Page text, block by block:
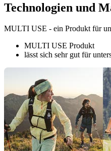
Technologien und
MULTI USE - ein Produkt für
MULTI USE Produkt
lässt sich sehr gut für